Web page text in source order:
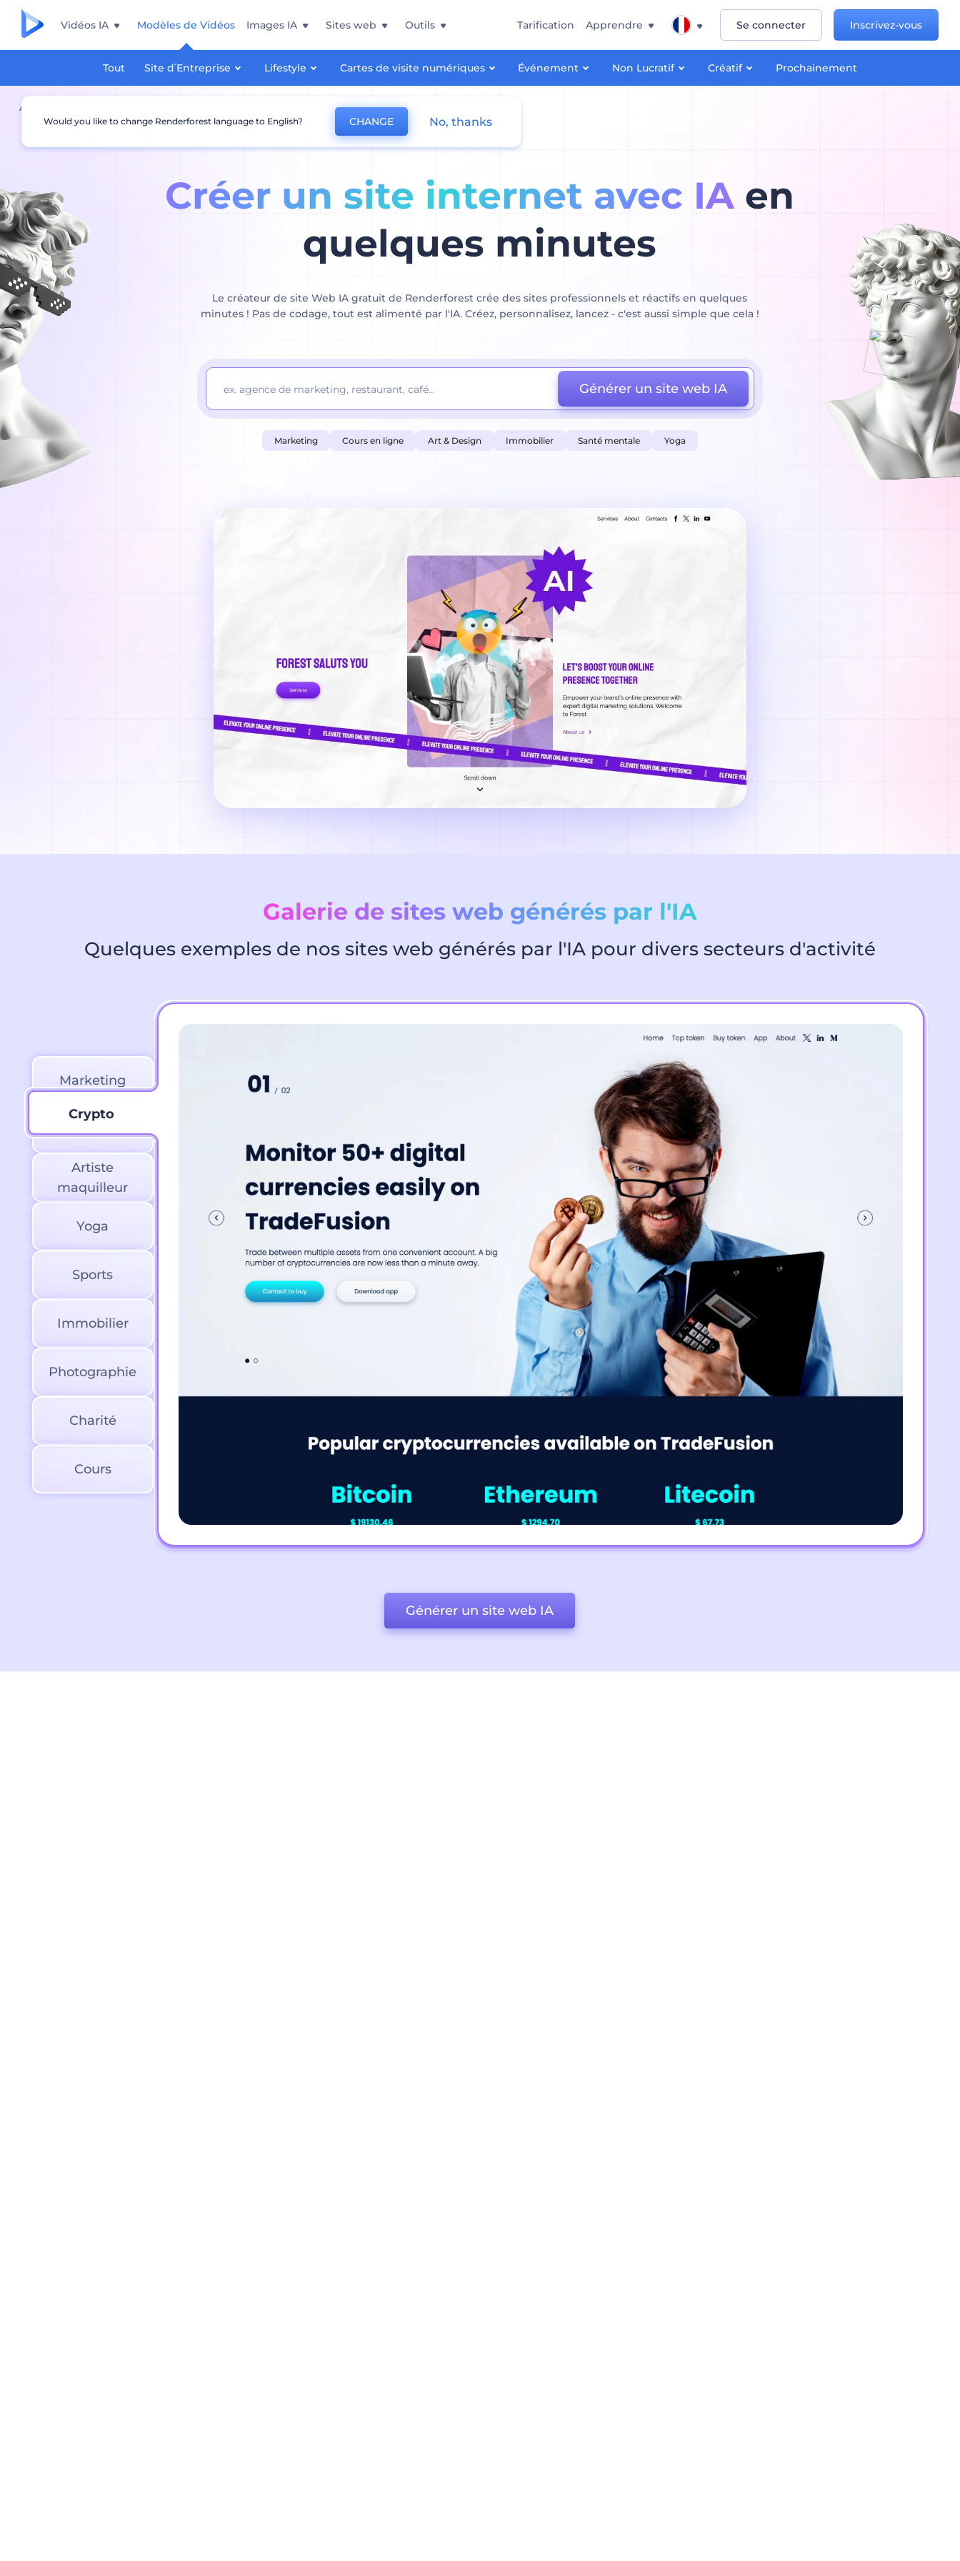
Vidéos IA Modèles de Vidéos
Tout Site d՛Entreprise Lifestyle Cartes de visite numériques Événement Non Lucratif Créatif Prochainement
Images IA Sites web Outils Tarification Apprendre Se connecter Inscrivez-vous
Accueil
Créer un site internet avec IA en
quelques minutes
Le créateur de site Web IA gratuit de Renderforest crée des sites professionnels et réactifs en quelques
minutes ! Pas de codage, tout est alimenté par l'IA. Créez, personnalisez, lancez - c'est aussi simple que cela !
Générer un site web IA
Marketing Cours en ligne Art & Design Immobilier Santé mentale Yoga
Galerie de sites web générés par l'IA
Quelques exemples de nos sites web générés par l'IA pour divers secteurs d'activité
Marketing
Artiste
maquilleur
Yoga
Sports
Immobilier
Photographie
Charité
Cours
Crypto
Générer un site web IA
Would you like to change Renderforest language to English? CHANGE No, thanks